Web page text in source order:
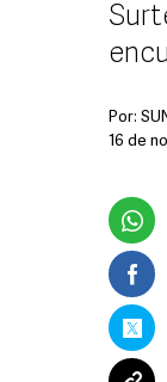
Por:
16 de